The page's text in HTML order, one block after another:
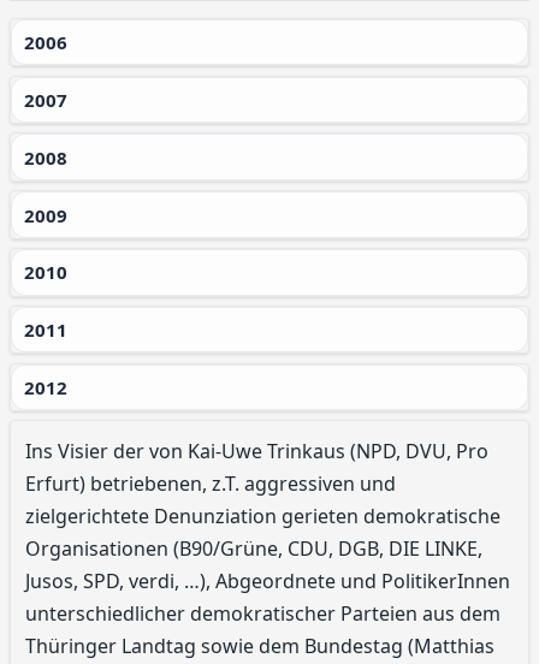
2006
2007
2008
2009
2010
2011
2012
Ins Visier der von Kai-Uwe Trinkaus (NPD, DVU, Pro
Erfurt) betriebenen, z.T. aggressiven und
zielgerichtete Denunziation gerieten demokratische
Organisationen (B90/Grüne, CDU, DGB, DIE LINKE,
Jusos, SPD, verdi, …), Abgeordnete und PolitikerInnen
unterschiedlicher demokratischer Parteien aus dem
Thüringer Landtag sowie dem Bundestag (Matthias